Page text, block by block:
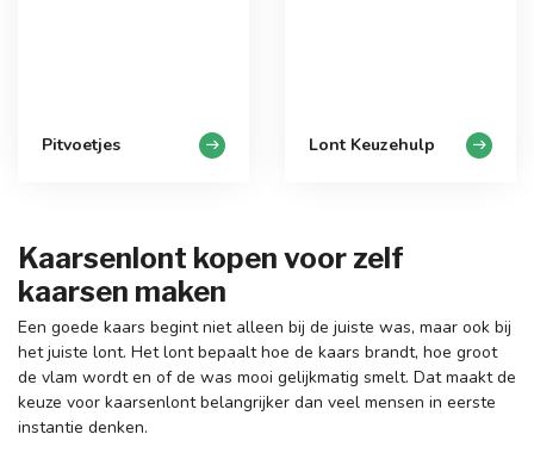
Pitvoetjes Lont Keuzehulp
Kaarsenlont kopen voor zelf
kaarsen maken
Een goede kaars begint niet alleen bij de juiste was, maar ook bij
het juiste lont. Het lont bepaalt hoe de kaars brandt, hoe groot
de vlam wordt en of de was mooi gelijkmatig smelt. Dat maakt de
keuze voor kaarsenlont belangrijker dan veel mensen in eerste
instantie denken.